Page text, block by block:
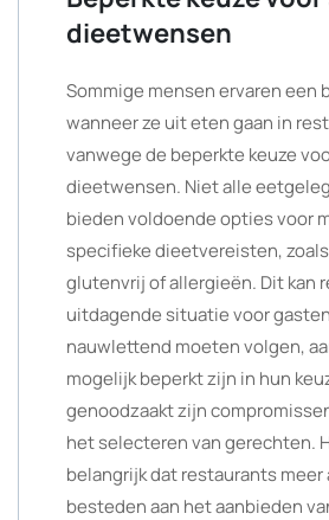
dieetwensen
Sommige mensen ervaren een
wanneer ze uit eten gaan in
vanwege de beperkte keuze
dieetwensen. Niet alle
bieden voldoende opties voor
specifieke dieetvereisten,
glutenvrij of allergieën. Dit kan
uitdagende situatie voor
nauwlettend moeten volgen,
mogelijk beperkt zijn in hun
genoodzaakt zijn
het selecteren van gerechten.
belangrijk dat restaurants meer
besteden aan het aanbieden